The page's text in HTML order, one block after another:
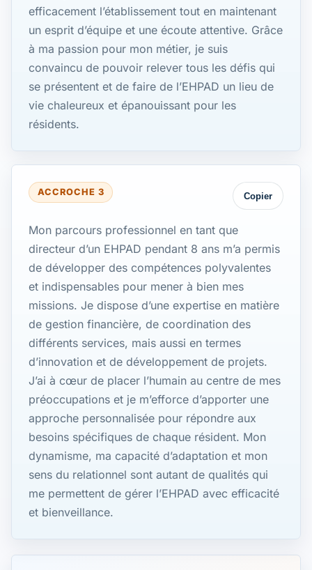
efficacement l’établissement tout en maintenant
un esprit d’équipe et une écoute attentive. Grâce
à ma passion pour mon métier, je suis
convaincu de pouvoir relever tous les défis qui
se présentent et de faire de l’EHPAD un lieu de
vie chaleureux et épanouissant pour les
résidents.
ACCROCHE 3 Copier
Mon parcours professionnel en tant que
directeur d’un EHPAD pendant 8 ans m’a permis
de développer des compétences polyvalentes
et indispensables pour mener à bien mes
missions. Je dispose d’une expertise en matière
de gestion financière, de coordination des
différents services, mais aussi en termes
d’innovation et de développement de projets.
J’ai à cœur de placer l’humain au centre de mes
préoccupations et je m’efforce d’apporter une
approche personnalisée pour répondre aux
besoins spécifiques de chaque résident. Mon
dynamisme, ma capacité d’adaptation et mon
sens du relationnel sont autant de qualités qui
me permettent de gérer l’EHPAD avec efficacité
et bienveillance.